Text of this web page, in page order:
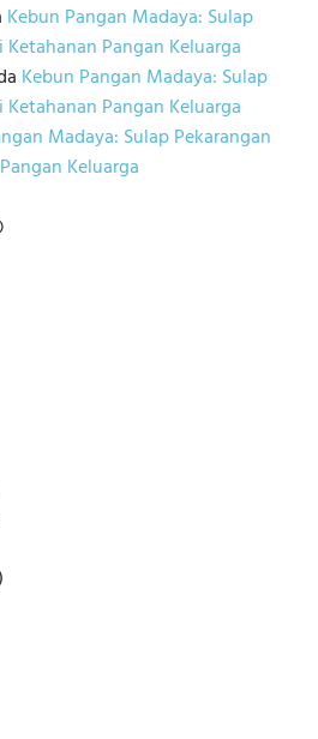
Kebun Pangan Madaya: Sulap
Pangan Keluarga
Kebun Pangan Madaya: Sulap
Pangan Keluarga
Madaya: Sulap Pekarangan
Keluarga